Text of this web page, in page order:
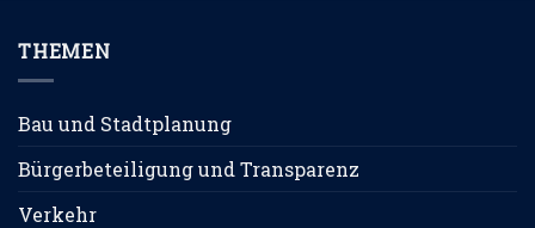
THEMEN
Bau und Stadtplanung
Bürgerbeteiligung und Transparenz
Verkehr